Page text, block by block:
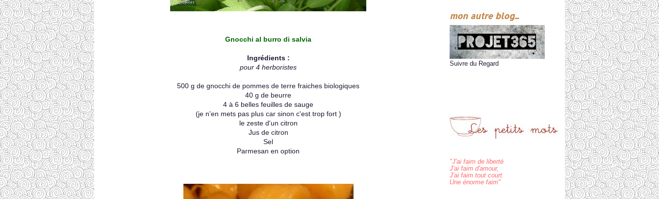
Gnocchi al burro di salvia
Ingrédients :
pour 4 herboristes
500 g de gnocchi de pommes de terre fraiches biologiques
40 g de beurre
4 à 6 belles feuilles de sauge
(je n'en mets pas plus car sinon c'est trop fort )
le zeste d'un citron
Jus de citron
Sel
Parmesan en option
mon autre blog...
Suivre du Regard
"J'ai faim de liberté
J'ai faim d'amour,
J'ai faim tout court.
Une énorme faim"